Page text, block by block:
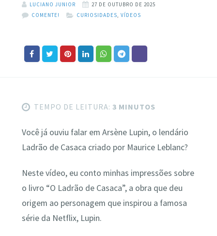
LUCIANO JUNIOR
27 DE OUTUBRO DE 2025
COMENTE!
CURIOSIDADES VÍDEOS
TEMPO DE LEITURA: 3 MINUTOS
Você já ouviu falar em Arsène Lupin, o lendário
Ladrão de Casaca criado por Maurice Leblanc?
Neste vídeo, eu conto minhas impressões sobre
o livro “O Ladrão de Casaca”, a obra que deu
origem ao personagem que inspirou a famosa
série da Netflix, Lupin.